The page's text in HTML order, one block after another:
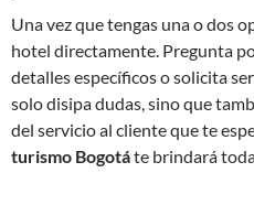
Una vez que tengas una o dos
hotel directamente. Pregunta
detalles específicos o solicita
solo disipa dudas, sino que
del servicio al cliente que te
turismo Bogotáte brindará